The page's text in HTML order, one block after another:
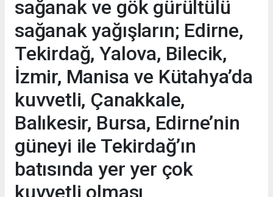
sağanak ve gök gürültülü
sağanak yağışların; Edirne,
Tekirdağ, Yalova, Bilecik,
İzmir, Manisa ve Kütahya’da
kuvvetli, Çanakkale,
Balıkesir, Bursa, Edirne’nin
güneyi ile Tekirdağ’ın
batısında yer yer çok
kuvvetli olması